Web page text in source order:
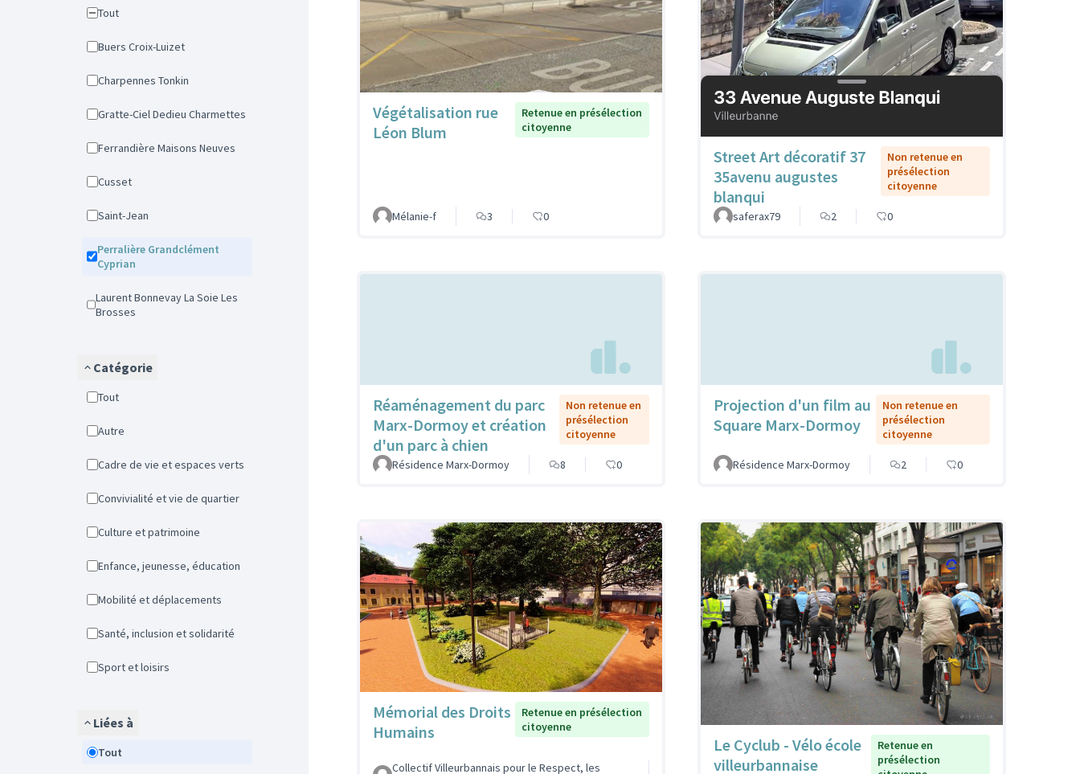
Tout
Buers Croix-Luizet
Charpennes Tonkin
Gratte-Ciel Dedieu Charmettes
Ferrandière Maisons Neuves
Cusset
Saint-Jean
Perralière Grandclément
Cyprian
Laurent Bonnevay La Soie Les
Brosses
Catégorie
Tout
Autre
Cadre de vie et espaces verts
Convivialité et vie de quartier
Culture et patrimoine
Enfance, jeunesse, éducation
Mobilité et déplacements
Santé, inclusion et solidarité
Sport et loisirs
Liées à
Tout
Végétalisation rue
Léon Blum
Retenue en présélection
citoyenne
Mélanie-f 3 0
Street Art décoratif 37
35avenu augustes
blanqui
Non retenue en
présélection
citoyenne
saferax79 2 0
Réaménagement du parc
Marx-Dormoy et création
d'un parc à chien
Non retenue en
présélection
citoyenne
Résidence Marx-Dormoy 8 0
Projection d'un film au
Square Marx-Dormoy
Non retenue en
présélection
citoyenne
Résidence Marx-Dormoy 2 0
Mémorial des Droits
Humains
Retenue en présélection
citoyenne
Collectif Villeurbannais pour le Respect, les
Le Cyclub - Vélo école
villeurbannaise
Retenue en
présélection